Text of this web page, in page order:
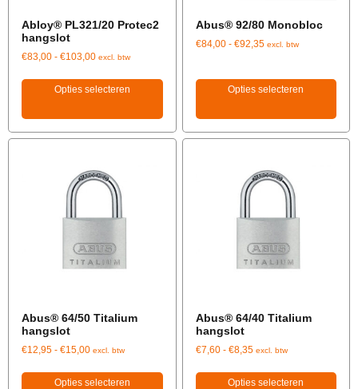
Abloy® PL321/20 Protec2
hangslot
€83,00 - €103,00 excl. btw
Opties selecteren
Abus® 92/80 Monobloc
€84,00 - €92,35 excl. btw
Opties selecteren
Abus® 64/50 Titalium
hangslot
€12,95 - €15,00 excl. btw
Opties selecteren
Abus® 64/40 Titalium
hangslot
€7,60 - €8,35 excl. btw
Opties selecteren